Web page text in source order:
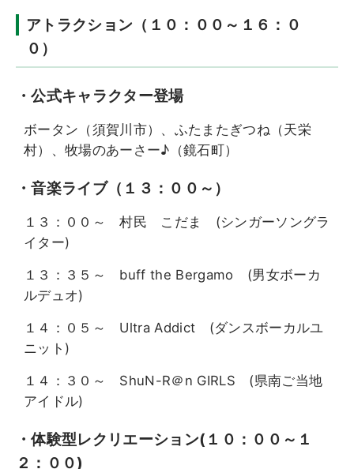
アトラクション（１０：００～１６：０
０）
・公式キャラクター登場
ボータン（須賀川市）、ふたまたぎつね（天栄
村）、牧場のあーさー♪（鏡石町）
・音楽ライブ（１３：００～）
１３：００～ 村民 こだま (シンガーソングラ
イター)
１３：３５～ buff the Bergamo (男女ボーカ
ルデュオ)
１４：０５～ Ultra Addict (ダンスボーカルユ
ニット)
１４：３０～ ShuN-R＠n GIRLS (県南ご当地
アイドル)
・体験型レクリエーション(１０：００～１
２：００)